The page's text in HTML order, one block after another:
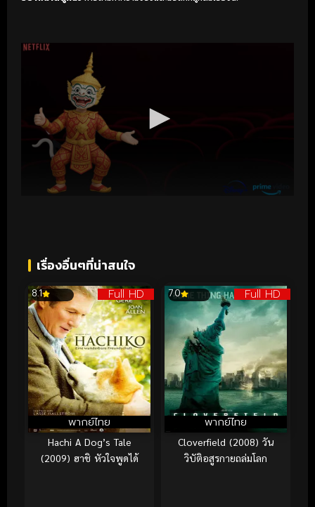
เรื่องอื่นๆที่น่าสนใจ
Full HD
พากย์ไทย
8.1
Hachi A Dog’s Tale
(2009) ฮาชิ หัวใจพูดได้
Full HD
พากย์ไทย
7.0
Cloverfield (2008) วัน
วิบัติอสูรกายถล่มโลก